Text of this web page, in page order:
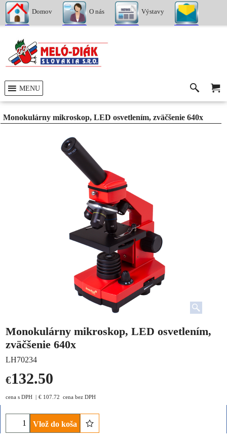
Domov O nás Výstavy
MENU
Monokulárny mikroskop, LED osvetlením, zväčšenie 640x
Monokulárny mikroskop, LED osvetlením,
zväčšenie 640x
LH70234
€132.50
cena s DPH € 107.72 cena bez DPH
Vlož do koša